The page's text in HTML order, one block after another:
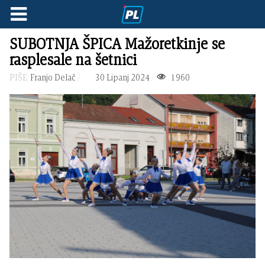
SUBOTNJA ŠPICA Mažoretkinje se
rasplesale na šetnici
PIŠE: Franjo Delač 30 Lipanj 2024 1960